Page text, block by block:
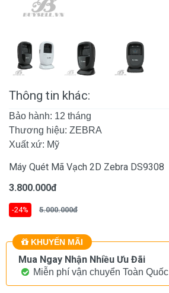
Thông tin khác:
Bảo hành: 12 tháng
Thương hiệu: ZEBRA
Xuất xứ: Mỹ
Máy Quét Mã Vạch 2D Zebra DS9308
3.800.000đ
-24% 5.000.000đ
KHUYẾN MÃI
Mua Ngay Nhận Nhiều Ưu Đãi
Miễn phí vận chuyển Toàn Quốc